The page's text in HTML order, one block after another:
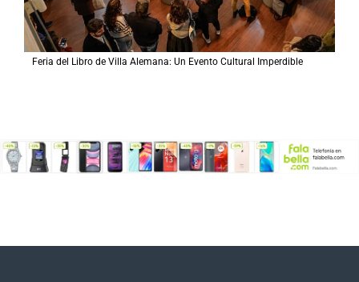
Feria del Libro de Villa Alemana: Un Evento Cultural Imperdible